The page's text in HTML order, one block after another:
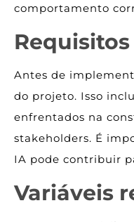
comportamento
Antes de
do projeto. Isso
enfrentados na
stakeholders. É
IA pode contribuir
Variáveis